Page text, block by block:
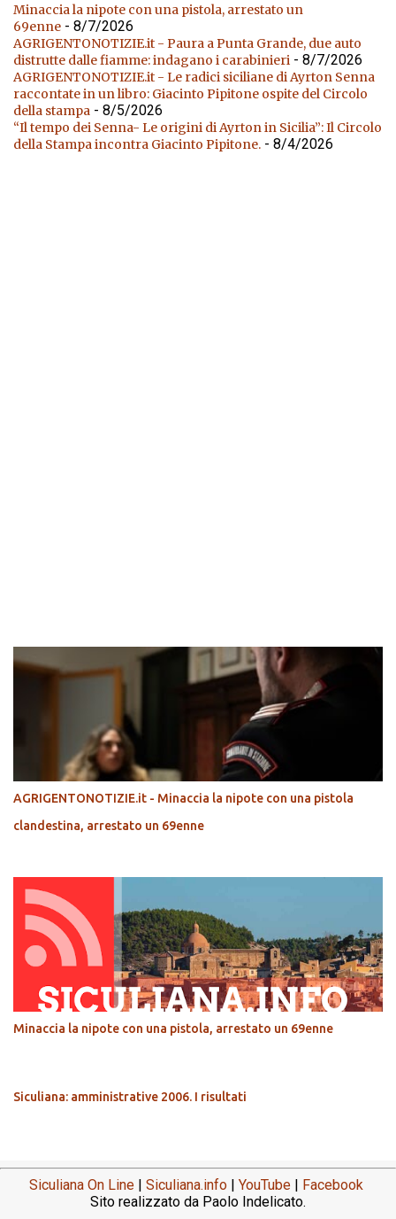
Minaccia la nipote con una pistola, arrestato un
69enne - 8/7/2026
AGRIGENTONOTIZIE.it - Paura a Punta Grande, due auto
distrutte dalle fiamme: indagano i carabinieri - 8/7/2026
AGRIGENTONOTIZIE.it - Le radici siciliane di Ayrton Senna
raccontate in un libro: Giacinto Pipitone ospite del Circolo
della stampa - 8/5/2026
“Il tempo dei Senna- Le origini di Ayrton in Sicilia”: Il Circolo
della Stampa incontra Giacinto Pipitone. - 8/4/2026
AGRIGENTONOTIZIE.it - Minaccia la nipote con una pistola
clandestina, arrestato un 69enne
Minaccia la nipote con una pistola, arrestato un 69enne
Siculiana: amministrative 2006. I risultati
Siculiana On Line | Siculiana.info | YouTube | Facebook
Sito realizzato da Paolo Indelicato.